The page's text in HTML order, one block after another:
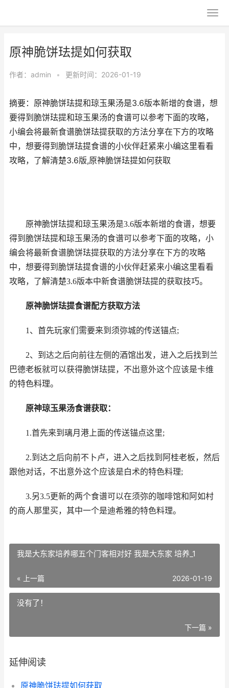
原神脆饼珐提如何获取
作者： admin • 更新时间：2026-01-19
摘要：原神脆饼珐提和琼玉果汤是3.6版本新增的食谱，想
要得到脆饼珐提和琼玉果汤的食谱可以参考下面的攻略，
小编会将最新食谱脆饼珐提获取的方法分享在下方的攻略
中，想要得到脆饼珐提食谱的小伙伴赶紧来小编这里看看
攻略，了解清楚3.6版,原神脆饼珐提如何获取
原神脆饼珐提和琼玉果汤是3.6版本新增的食谱，想要
得到脆饼珐提和琼玉果汤的食谱可以参考下面的攻略，小
编会将最新食谱脆饼珐提获取的方法分享在下方的攻略
中，想要得到脆饼珐提食谱的小伙伴赶紧来小编这里看看
攻略，了解清楚3.6版本中新食谱脆饼珐提的获取技巧。
原神脆饼珐提食谱配方获取方法
1、首先玩家们需要来到须弥城的传送锚点;
2、到达之后向前往左侧的酒馆出发，进入之后找到兰
巴德老板就可以获得脆饼珐提，不出意外这个应该是卡维
的特色料理。
原神琼玉果汤食谱获取：
1.首先来到璃月港上面的传送锚点这里;
2.到达之后向前不卜卢，进入之后找到阿桂老板，然后
跟他对话，不出意外这个应该是白术的特色料理;
3.另3.5更新的两个食谱可以在须弥的咖啡馆和阿如村
的商人那里买，其中一个是迪希雅的特色料理。
我是大东家培养哪五个门客相对好 我是大东家 培养_1
« 上一篇 2026-01-19
没有了！
下一篇 »
延伸阅读
原神脆饼珐提如何获取